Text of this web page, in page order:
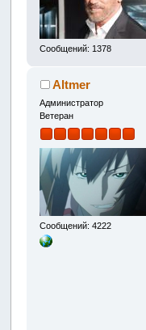
Сообщений: 1378
Altmer
Администратор
Ветеран
Сообщений: 4222